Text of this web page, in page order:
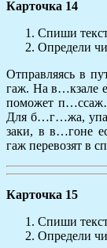
Карточка 14
Спиши
Определи
Отправляясь в
гаж. На в…кзале
поможет
Для б…г…жа,
заки, в в…гоне
гаж перевозят в
Карточка 15
Спиши
Определи